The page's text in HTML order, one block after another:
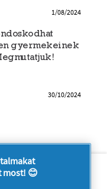
1/08/2024
gyermekeinek
30/10/2024
most! 😊